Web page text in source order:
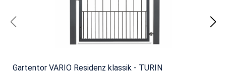
Gartentor VARIO Residenz klassik - TURIN